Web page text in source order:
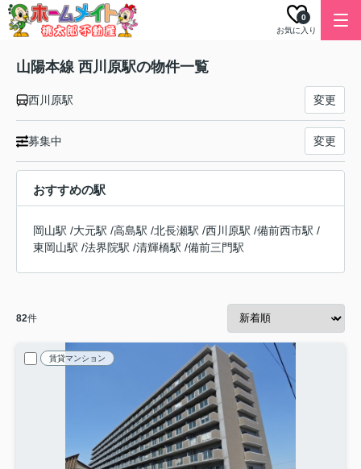
お気に入り
0
山陽本線 西川原駅の物件一覧
西川原駅 変更
募集中 変更
おすすめの駅
岡山駅 /大元駅 /高島駅 /北長瀬駅 /西川原駅 /備前西市駅 /
東岡山駅 /法界院駅 /清輝橋駅 /備前三門駅
82件
賃貸マンション